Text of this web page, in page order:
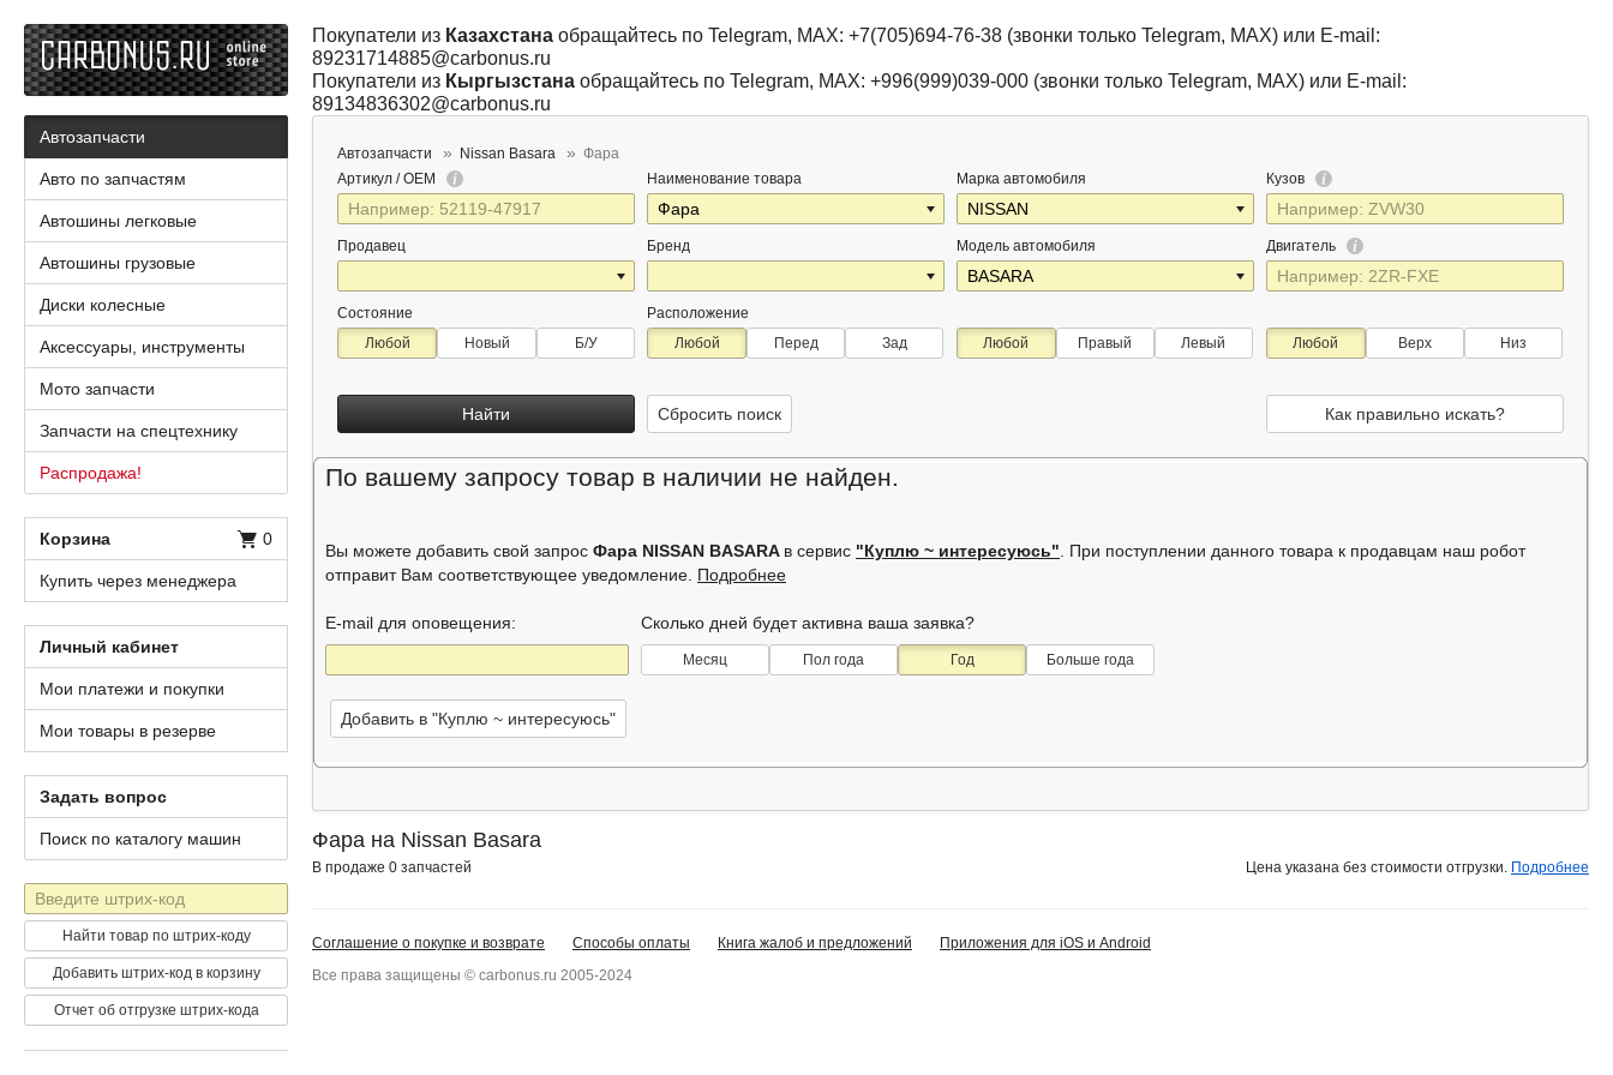
Покупатели из Казахстана обращайтесь по Telegram, MAX: +7(705)694-76-38 (звонки только Telegram, MAX) или E-mail:
89231714885@carbonus.ru
Покупатели из Кыргызстана обращайтесь по Telegram, MAX: +996(999)039-000 (звонки только Telegram, MAX) или E-mail:
89134836302@carbonus.ru
Автозапчасти Nissan Basara
Фара
Артикул / OEM
Продавец
Наименование товара
Бренд
Марка автомобиля
Модель автомобиля
Кузов
Двигатель
Состояние
Любой
Новый Б/У
Расположение
Любой
Перед Зад Любой Правый Левый Любой Верх Низ
Найти Сбросить поиск Как правильно искать?
По вашему запросу товар в наличии не найден.
Вы можете добавить свой запрос Фара NISSAN BASARA в сервис "Куплю ~ интересуюсь" . При поступлении данного товара к продавцам наш робот
отправит Вам соответствующее уведомление. Подробнее
E-mail для оповещения: Сколько дней будет активна ваша заявка?
Месяц Пол года Год Больше года
Добавить в "Куплю ~ интересуюсь"
Фара на Nissan Basara
В продаже 0 запчастей Цена указана без стоимости отгрузки. Подробнее
Автозапчасти
Авто по запчастям
Автошины легковые
Автошины грузовые
Диски колесные
Аксессуары, инструменты
Мото запчасти
Запчасти на спецтехнику
Распродажа!
Корзина 0
Купить через менеджера
Личный кабинет
Мои платежи и покупки
Мои товары в резерве
Задать вопрос
Поиск по каталогу машин
Штрих-
код
Найти товар по штрих-коду
Добавить штрих-код в корзину
Отчет об отгрузке штрих-кода
Соглашение о покупке и возврате Способы оплаты Книга жалоб и предложений
Приложения для iOS и Android
Все права защищены © carbonus.ru 2005-2024